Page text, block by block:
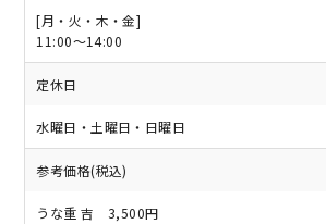
[月・火・木・金]
11:00～14:00
定休日
水曜日・土曜日・日曜日
参考価格(税込)
うな重 吉 3,500円